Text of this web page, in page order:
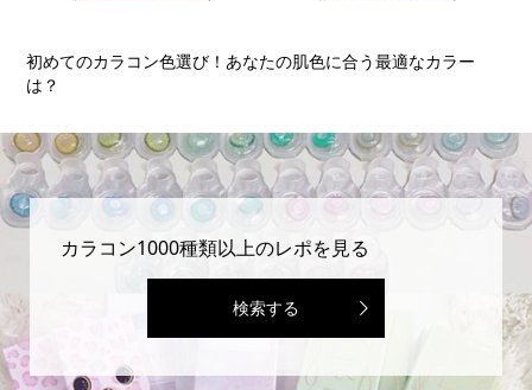
初めてのカラコン☆カラコン初心者が知っておくべき5つのポイ
ン...
カラコン1000種類以上のレポを見る
検索する